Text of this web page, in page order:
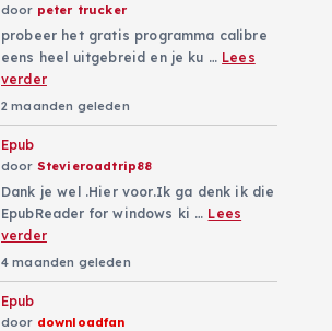
door peter trucker
probeer het gratis programma calibre
eens heel uitgebreid en je ku … Lees
verder
2 maanden geleden
Epub
door Stevieroadtrip88
Dank je wel .Hier voor.Ik ga denk ik die
EpubReader for windows ki … Lees
verder
4 maanden geleden
Epub
door downloadfan